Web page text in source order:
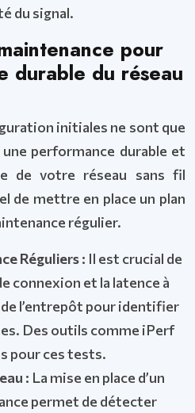
du signal.
pour
durable du réseau
initiales ne sont que
performance durable et
de votre réseau sans fil
de mettre en place un plan
régulier.
Réguliers : Il est crucial de
connexion et la latence à
l’entrepôt pour identifier
Des outils comme iPerf
pour ces tests.
: La mise en place d’un
permet de détecter